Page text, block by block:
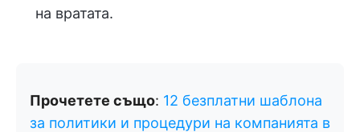
на вратата.
Прочетете също: 12 безплатни шаблона
за политики и процедури на компанията в